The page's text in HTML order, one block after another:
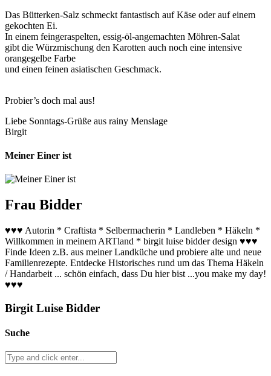
Das Bütterken-Salz schmeckt fantastisch auf Käse oder auf einem
gekochten Ei.
In einem feingeraspelten, essig-öl-angemachten Möhren-Salat
gibt die Würzmischung den Karotten auch noch eine intensive
orangegelbe Farbe
und einen feinen asiatischen Geschmack.
Probier’s doch mal aus!
Liebe Sonntags-Grüße aus rainy Menslage
Birgit
Meiner Einer ist
Frau Bidder
♥♥♥ Autorin * Craftista * Selbermacherin * Landleben * Häkeln *
Willkommen in meinem ARTland * birgit luise bidder design ♥♥♥
Finde Ideen z.B. aus meiner Landküche und probiere alte und neue
Familienrezepte. Entdecke Historisches rund um das Thema Häkeln
/ Handarbeit ... schön einfach, dass Du hier bist ...you make my day!
♥♥♥
Birgit Luise Bidder
Suche